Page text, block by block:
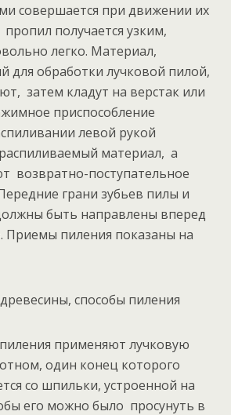
совершается при движении их
получается узким,
легко. Материал,
для обработки лучковой пилой,
затем кладут на верстак или
приспособление
левой рукой
материал, а
возвратно-поступательное
грани зубьев пилы и
быть направлены вперед
Приемы пиления показаны на
применяют лучковую
один конец которого
со шпильки, устроенной на
его можно было просунуть в